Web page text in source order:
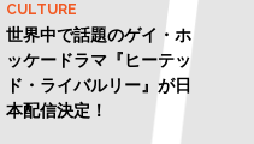
CULTURE
世界中で話題のゲイ・ホ
ッケードラマ『ヒーテッ
ド・ライバルリー』が日
本配信決定！